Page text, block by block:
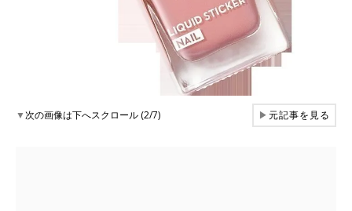
▼次の画像は下へスクロール (2/7) ▶元記事を見る